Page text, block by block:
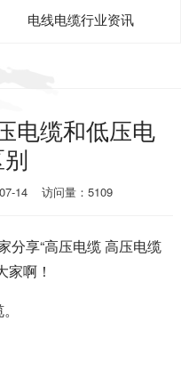
电线电缆行业资讯
电缆和低压电
14 访问量：5109
分享“高压电缆 高压电缆
家啊！